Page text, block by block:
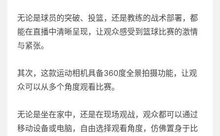
无论是球员的突破、投篮，还是教练的战术部署，都
能在直播中清晰呈现，让观众感受到篮球比赛的激情
与紧张。
其次，这款运动相机具备360度全景拍摄功能，让观
众可以从多个角度观看比赛。
无论是坐在家中，还是在现场观战，观众都可以通过
移动设备或电脑，自由选择观看角度，仿佛置身于比